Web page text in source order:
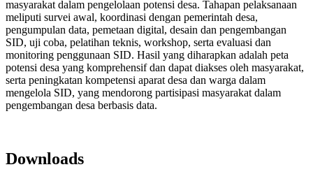
masyarakat dalam pengelolaan potensi desa. Tahapan pelaksanaan
meliputi survei awal, koordinasi dengan pemerintah desa,
pengumpulan data, pemetaan digital, desain dan pengembangan
SID, uji coba, pelatihan teknis, workshop, serta evaluasi dan
monitoring penggunaan SID. Hasil yang diharapkan adalah peta
potensi desa yang komprehensif dan dapat diakses oleh masyarakat,
serta peningkatan kompetensi aparat desa dan warga dalam
mengelola SID, yang mendorong partisipasi masyarakat dalam
pengembangan desa berbasis data.
Downloads